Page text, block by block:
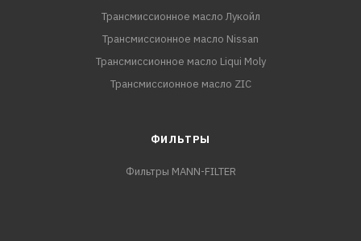
Трансмиссионное масло Лукойл
Трансмиссионное масло Nissan
Трансмиссионное масло Liqui Moly
Трансмиссионное масло ZIC
ФИЛЬТРЫ
Фильтры MANN-FILTER